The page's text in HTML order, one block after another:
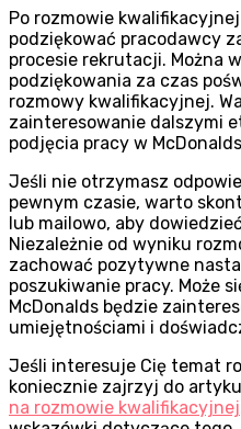
Po rozmowie
podziękować pracodawcy
procesie rekrutacji. Można
podziękowania za czas
rozmowy kwalifikacyjnej.
zainteresowanie dalszymi
podjęcia pracy w
Jeśli nie otrzymasz
pewnym czasie, warto
lub mailowo, aby
Niezależnie od wyniku
zachować pozytywne
poszukiwanie pracy. Może
McDonalds będzie
umiejętnościami i
Jeśli interesuje Cię temat
koniecznie zajrzyj do
na rozmowie kwalifikacyjnej